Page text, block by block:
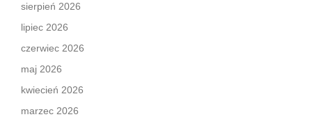
sierpień 2026
lipiec 2026
czerwiec 2026
maj 2026
kwiecień 2026
marzec 2026